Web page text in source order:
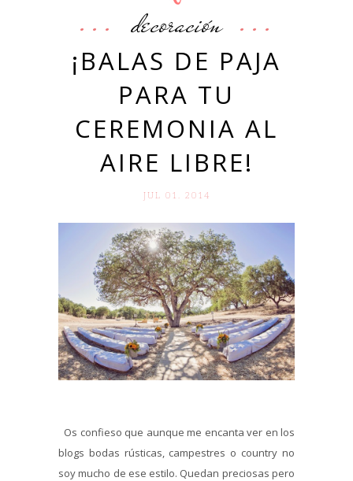
decoración
¡BALAS DE PAJA
PARA TU
CEREMONIA AL
AIRE LIBRE!
JUL 01. 2014
Os confieso que aunque me encanta ver en los
blogs bodas rústicas, campestres o country no
soy mucho de ese estilo. Quedan preciosas pero